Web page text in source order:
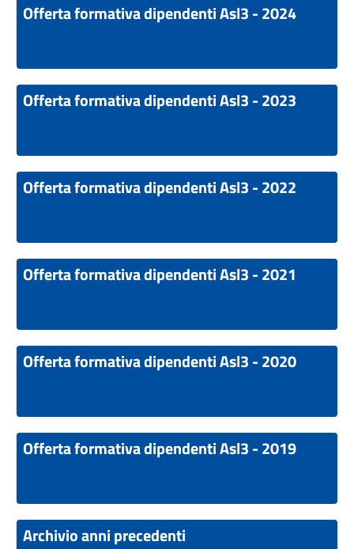
Offerta formativa dipendenti Asl3 - 2024
Offerta formativa dipendenti Asl3 - 2023
Offerta formativa dipendenti Asl3 - 2022
Offerta formativa dipendenti Asl3 - 2021
Offerta formativa dipendenti Asl3 - 2020
Offerta formativa dipendenti Asl3 - 2019
Archivio anni precedenti